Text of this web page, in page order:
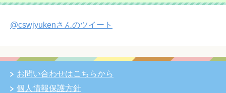
@cswjyukenさんのツイート
お問い合わせはこちらから
個人情報保護方針